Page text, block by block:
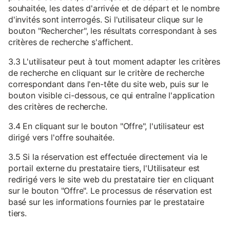
souhaitée, les dates d'arrivée et de départ et le nombre
d'invités sont interrogés. Si l'utilisateur clique sur le
bouton "Rechercher", les résultats correspondant à ses
critères de recherche s'affichent.
3.3 L'utilisateur peut à tout moment adapter les critères
de recherche en cliquant sur le critère de recherche
correspondant dans l'en-tête du site web, puis sur le
bouton visible ci-dessous, ce qui entraîne l'application
des critères de recherche.
3.4 En cliquant sur le bouton "Offre", l'utilisateur est
dirigé vers l'offre souhaitée.
3.5 Si la réservation est effectuée directement via le
portail externe du prestataire tiers, l'Utilisateur est
redirigé vers le site web du prestataire tier en cliquant
sur le bouton "Offre". Le processus de réservation est
basé sur les informations fournies par le prestataire
tiers.